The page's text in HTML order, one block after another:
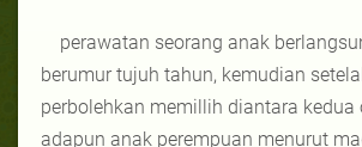
perawatan seorang anak
berumur tujuh tahun, kemudian
perbolehkan memillih diantara kedua
adapun anak perempuan menurut